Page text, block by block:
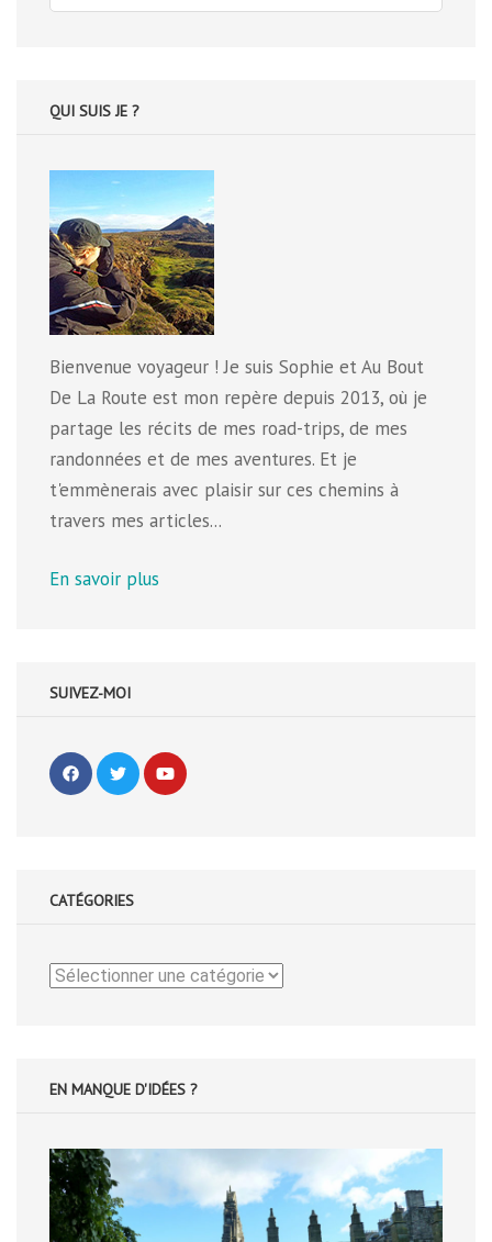
pour
QUI SUIS JE ?
Bienvenue voyageur ! Je suis Sophie et Au Bout
De La Route est mon repère depuis 2013, où je
partage les récits de mes road-trips, de mes
randonnées et de mes aventures. Et je
t'emmènerais avec plaisir sur ces chemins à
travers mes articles...
En savoir plus
SUIVEZ-MOI
CATÉGORIES
Catégories
EN MANQUE D'IDÉES ?